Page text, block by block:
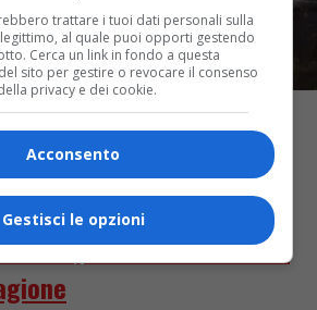
il primo TRAILER della
trattare i tuoi dati personali sulla
al quale puoi opporti gestendo
Cerca un link in fondo a questa
sito per gestire o revocare il consenso
privacy e dei cookie.
Acconsento
Gestisci le opzioni